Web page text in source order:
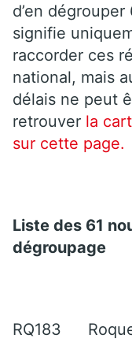
d’en
signifie
raccorder ces
national, mais
délais ne peut
retrouver la
sur cette page.
Liste des 61
dégroupage
RQ183